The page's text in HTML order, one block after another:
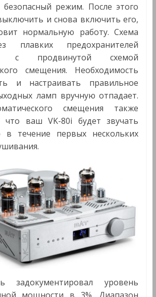
режим. После этого
и снова включить его,
нормальную работу. Схема
плавких предохранителей
с продвинутой схемой
смещения. Необходимость
и настраивать правильное
ламп вручную отпадает.
смещения также
что ваш VK-80i будет звучать
в течение первых нескольких
задокументировал уровень
мощности в 3%. Диапазон